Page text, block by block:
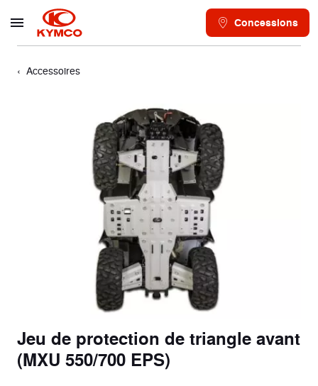
Concessions
Accessoires
Jeu de protection de triangle avant
(MXU 550/700 EPS)